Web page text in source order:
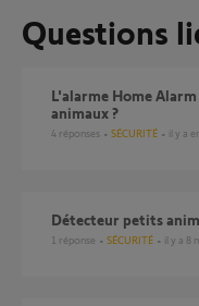
Questions
L'alarme Home Alarm est-elle compatible avec les petits
animaux ?
4 réponses SÉCURITÉ il y a
détecteur petits
1 réponse SÉCURITÉ il y a 8